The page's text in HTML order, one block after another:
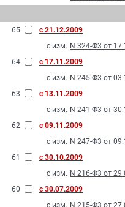
65
с 21.12.2009
с изм. N 324-Ф3 от
64
с 17.11.2009
с изм. N 245-Ф3 от
63
с 13.11.2009
с изм. N 241-Ф3 от
62
с 09.11.2009
с изм. N 247-Ф3 от
61
с 30.10.2009
с изм. N 216-Ф3 от
60
с 30.07.2009
с изм. N 215-Ф3 от